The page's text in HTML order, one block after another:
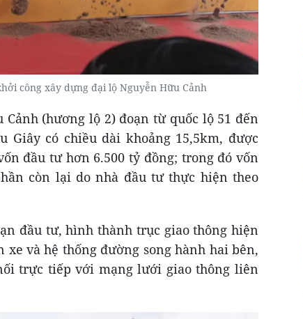
công xây dựng đại lộ Nguyễn Hữu Cảnh
(hương lộ 2) đoạn từ quốc lộ 51 đến
Giây có chiều dài khoảng 15,5km, được
đầu tư hơn 6.500 tỷ đồng; trong đó vốn
còn lại do nhà đầu tư thực hiện theo
đầu tư, hình thành trục giao thông hiện
và hệ thống đường song hành hai bên,
trực tiếp với mạng lưới giao thông liên